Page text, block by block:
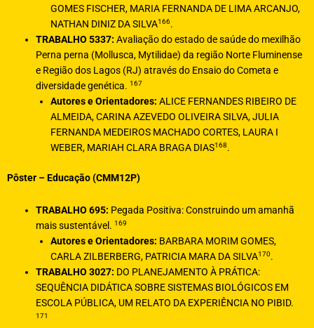
GOMES FISCHER, MARIA FERNANDA DE LIMA ARCANJO,
NATHAN DINIZ DA SILVA166.
TRABALHO 5337: Avaliação do estado de saúde do mexilhão
Perna perna (Mollusca, Mytilidae) da região Norte Fluminense
e Região dos Lagos (RJ) através do Ensaio do Cometa e
diversidade genética.167
Autores e Orientadores: ALICE FERNANDES RIBEIRO DE
ALMEIDA, CARINA AZEVEDO OLIVEIRA SILVA, JULIA
FERNANDA MEDEIROS MACHADO CORTES, LAURA I
WEBER, MARIAH CLARA BRAGA DIAS168.
Pôster – Educação (CMM12P)
TRABALHO 695: Pegada Positiva: Construindo um amanhã
mais sustentável.169
Autores e Orientadores: BARBARA MORIM GOMES,
CARLA ZILBERBERG, PATRICIA MARA DA SILVA170.
TRABALHO 3027: DO PLANEJAMENTO À PRÁTICA:
SEQUÊNCIA DIDÁTICA SOBRE SISTEMAS BIOLÓGICOS EM
ESCOLA PÚBLICA, UM RELATO DA EXPERIÊNCIA NO PIBID.
171